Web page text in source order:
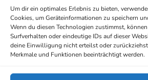
Um dir ein optimales Erlebnis zu bieten,
Cookies, um Geräteinformationen zu speichern
Wenn du diesen Technologien zustimmst,
Surfverhalten oder eindeutige IDs auf dieser
deine Einwilligung nicht erteilst oder
Merkmale und Funktionen beeinträchtigt werden.
info@ff-herzberg.de
Impressum